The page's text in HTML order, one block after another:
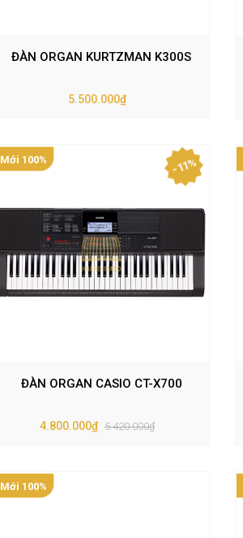
ĐÀN ORGAN KURTZMAN K300S
5.500.000₫
- 11%
Mới 100%
ĐÀN ORGAN CASIO CT-X700
4.800.000₫ 5.420.000₫
Mới 100%